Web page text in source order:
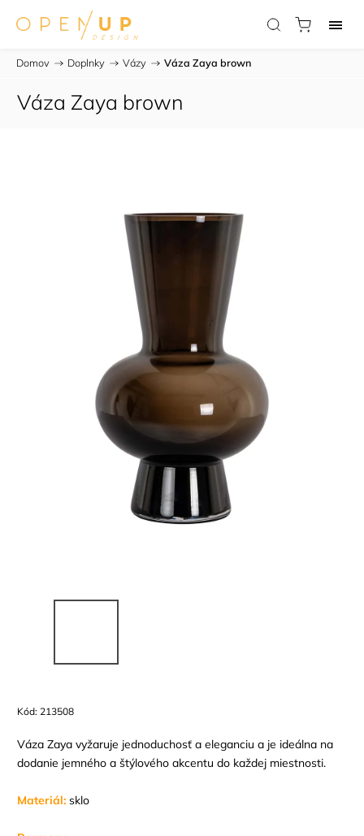
Domov / Doplnky / Vázy / Váza Zaya brown
Váza Zaya brown
Kód: 213508
Váza Zaya vyžaruje jednoduchosť a eleganciu a je ideálna na
dodanie jemného a štýlového akcentu do každej miestnosti.
Materiál: sklo